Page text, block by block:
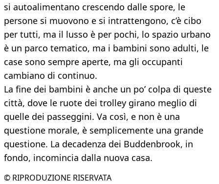
si autoalimentano crescendo dalle spore, le
persone si muovono e si intrattengono, c’è cibo
per tutti, ma il lusso è per pochi, lo spazio urbano
è un parco tematico, ma i bambini sono adulti, le
case sono sempre aperte, ma gli occupanti
cambiano di continuo.
La fine dei bambini è anche un po’ colpa di queste
città, dove le ruote dei trolley girano meglio di
quelle dei passeggini. Va così, e non è una
questione morale, è semplicemente una grande
questione. La decadenza dei Buddenbrook, in
fondo, incomincia dalla nuova casa.
© RIPRODUZIONE RISERVATA